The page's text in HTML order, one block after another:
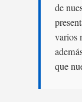
de
varios
que